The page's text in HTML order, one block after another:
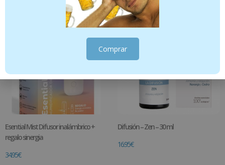
Esential Mist Difusor inalámbrico +
regalo sinergia
34.95€
Difusión – Zen – 30 ml
16.95€
Comprar